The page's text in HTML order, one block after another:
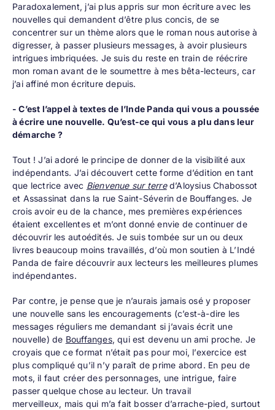
Paradoxalement, j’ai plus appris sur mon écriture avec les
nouvelles qui demandent d’être plus concis, de se
concentrer sur un thème alors que le roman nous autorise à
digresser, à passer plusieurs messages, à avoir plusieurs
intrigues imbriquées. Je suis du reste en train de réécrire
mon roman avant de le soumettre à mes bêta-lecteurs, car
j’ai affiné mon écriture depuis.
- C’est l’appel à textes de l’Inde Panda qui vous a poussée
à écrire une nouvelle. Qu’est-ce qui vous a plu dans leur
démarche ?
Tout ! J’ai adoré le principe de donner de la visibilité aux
indépendants. J’ai découvert cette forme d’édition en tant
que lectrice avec Bienvenue sur terre d’Aloysius Chabossot
et Assassinat dans la rue Saint-Séverin de Bouffanges. Je
crois avoir eu de la chance, mes premières expériences
étaient excellentes et m’ont donné envie de continuer de
découvrir les autoédités. Je suis tombée sur un ou deux
livres beaucoup moins travaillés, d’où mon soutien à L’Indé
Panda de faire découvrir aux lecteurs les meilleures plumes
indépendantes.
Par contre, je pense que je n’aurais jamais osé y proposer
une nouvelle sans les encouragements (c’est-à-dire les
messages réguliers me demandant si j’avais écrit une
nouvelle) de Bouffanges, qui est devenu un ami proche. Je
croyais que ce format n’était pas pour moi, l’exercice est
plus compliqué qu’il n’y paraît de prime abord. En peu de
mots, il faut créer des personnages, une intrigue, faire
passer quelque chose au lecteur. Un travail
merveilleux, mais qui m’a fait bosser d’arrache-pied, surtout